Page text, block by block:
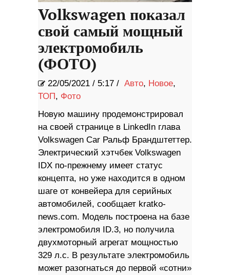
Volkswagen показал
свой самый мощный
электромобиль
(ФОТО)
22/05/2021 / 5:17 / Авто, Новое,
ТОП, Фото
Новую машину продемонстрировал
на своей странице в LinkedIn глава
Volkswagen Car Ральф Брандштеттер.
Электрический хэтчбек Volkswagen
IDX по-прежнему имеет статус
концепта, но уже находится в одном
шаге от конвейера для серийных
автомобилей, сообщает kratko-
news.com. Модель построена на базе
электромобиля ID.3, но получила
двухмоторный агрегат мощностью
329 л.с. В результате электромобиль
может разогнаться до первой «сотни»